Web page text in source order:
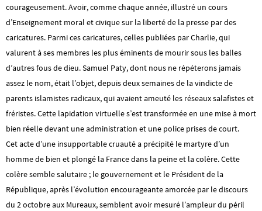
courageusement. Avoir, comme chaque année, illustré un cours
d’Enseignement moral et civique sur la liberté de la presse par des
caricatures. Parmi ces caricatures, celles publiées par Charlie, qui
valurent à ses membres les plus éminents de mourir sous les balles
d’autres fous de dieu. Samuel Paty, dont nous ne répéterons jamais
assez le nom, était l’objet, depuis deux semaines de la vindicte de
parents islamistes radicaux, qui avaient ameuté les réseaux salafistes et
fréristes. Cette lapidation virtuelle s’est transformée en une mise à mort
bien réelle devant une administration et une police prises de court.
Cet acte d’une insupportable cruauté a précipité le martyre d’un
homme de bien et plongé la France dans la peine et la colère. Cette
colère semble salutaire ; le gouvernement et le Président de la
République, après l’évolution encourageante amorcée par le discours
du 2 octobre aux Mureaux, semblent avoir mesuré l’ampleur du péril